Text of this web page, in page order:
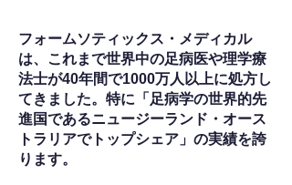
フォームソティックス・メディカル
は、これまで世界中の足病医や理学療
法士が40年間で1000万人以上に処方し
てきました。特に「足病学の世界的先
進国であるニュージーランド・オース
トラリアでトップシェア」の実績を誇
ります。